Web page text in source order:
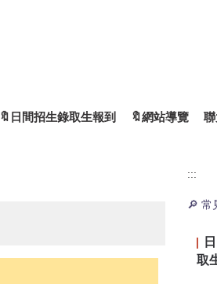
🔖日間招生錄取生報到 🔖網站導覽
:::
🔎 常
取